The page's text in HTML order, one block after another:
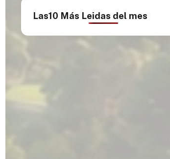
Las10 Más Leidas del mes